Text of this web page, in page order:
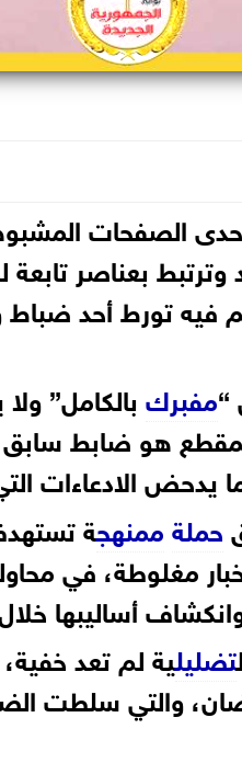
الصفحات
وترتبط بعناصر
تورط أحد ضباط
“مفبركبالكامل”
هو ضابط سابق
يدحض الادعاءات
حملةممنهجة
مغلوطة، في
أساليبها خلال
تضليلية لم تعد
والتي سلطت